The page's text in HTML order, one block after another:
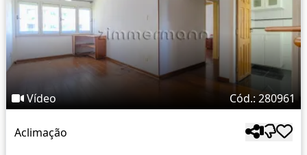
Vídeo Cód.: 280961
Aclimação